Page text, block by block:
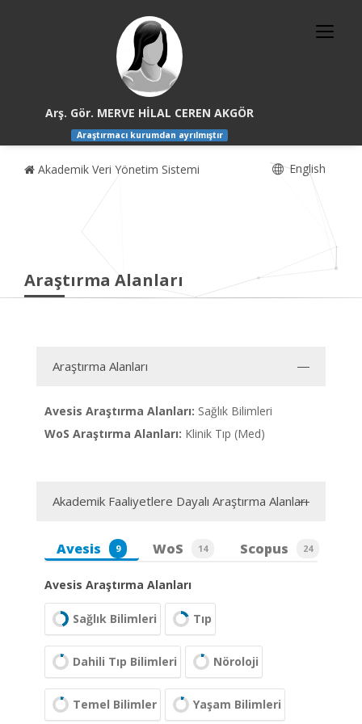
Arş. Gör. MERVE HİLAL CEREN AKGÖR
Araştırmacı kurumdan ayrılmıştır
Akademik Veri Yönetim Sistemi English
Araştırma Alanları
Araştırma Alanları
Avesis Araştırma Alanları: Sağlık Bilimleri
WoS Araştırma Alanları: Klinik Tıp (Med)
Akademik Faaliyetlere Dayalı Araştırma Alanları
Avesis 9 WoS 14 Scopus 24
Avesis Araştırma Alanları
Sağlık Bilimleri Tıp
Dahili Tıp Bilimleri Nöroloji
Temel Bilimler Yaşam Bilimleri